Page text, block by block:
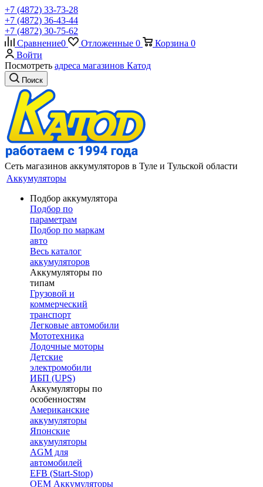
+7 (4872) 33-73-28
+7 (4872) 36-43-44
+7 (4872) 30-75-62
Сравнение0 Отложенные 0 Корзина 0
Войти
Посмотреть адреса магазинов Катод
Поиск
Сеть магазинов аккумуляторов в Туле и Тульской области
Аккумуляторы
Подбор аккумулятора
Подбор по
параметрам
Подбор по маркам
авто
Весь каталог
аккумуляторов
Аккумуляторы по
типам
Грузовой и
коммерческий
транспорт
Легковые автомобили
Мототехника
Лодочные моторы
Детские
электромобили
ИБП (UPS)
Аккумуляторы по
особенностям
Американские
аккумуляторы
Японские
аккумуляторы
AGM для
автомобилей
EFB (Start-Stop)
OEM Аккумуляторы